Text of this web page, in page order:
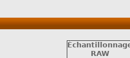
RAW